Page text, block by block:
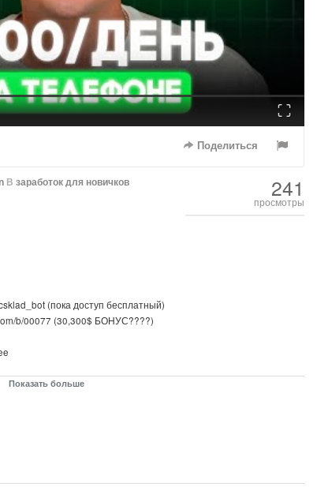
Fullscreen
Поделиться
В заработок для новичков 241
просмотры
(пока доступ бесплатный)
b/00077 (30,300$ БОНУС????)
всем!
investcoin.exchange
b/00077 (30,300$ БОНУС???? + ????ДОСТУП В ЗАКРЫТЫЙ
Показать больше